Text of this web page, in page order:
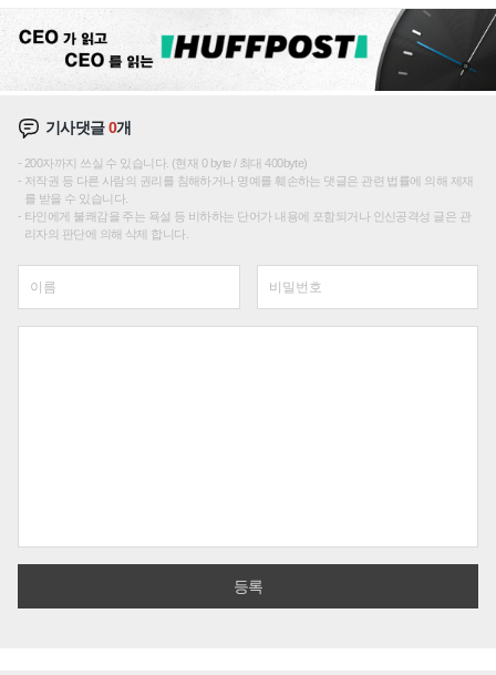
기사댓글0개
200자까지 쓰실 수 있습니다. (현재 0 byte / 최대 400byte)
저작권 등 다른 사람의 권리를 침해하거나 명예를 훼손하는 댓글은 관련 법률에 의해 제재
를 받을 수 있습니다.
타인에게 불쾌감을 주는 욕설 등 비하하는 단어가 내용에 포함되거나 인신공격성 글은 관
리자의 판단에 의해 삭제 합니다.